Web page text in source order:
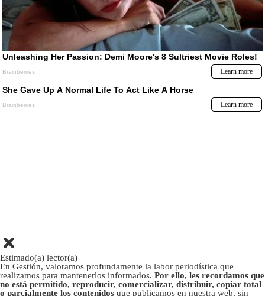
Estimado(a) lector(a)
En Gestión, valoramos profundamente la labor periodística que
realizamos para mantenerlos informados. Por ello, les recordamos que
no está permitido, reproducir, comercializar, distribuir, copiar total
o parcialmente los contenidos que publicamos en nuestra web, sin